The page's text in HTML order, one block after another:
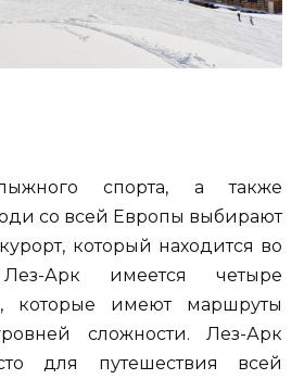
спорта, а также
со всей Европы выбирают
который находится во
Арк имеется четыре
которые имеют маршруты
сложности. Лез-Арк
для путешествия всей